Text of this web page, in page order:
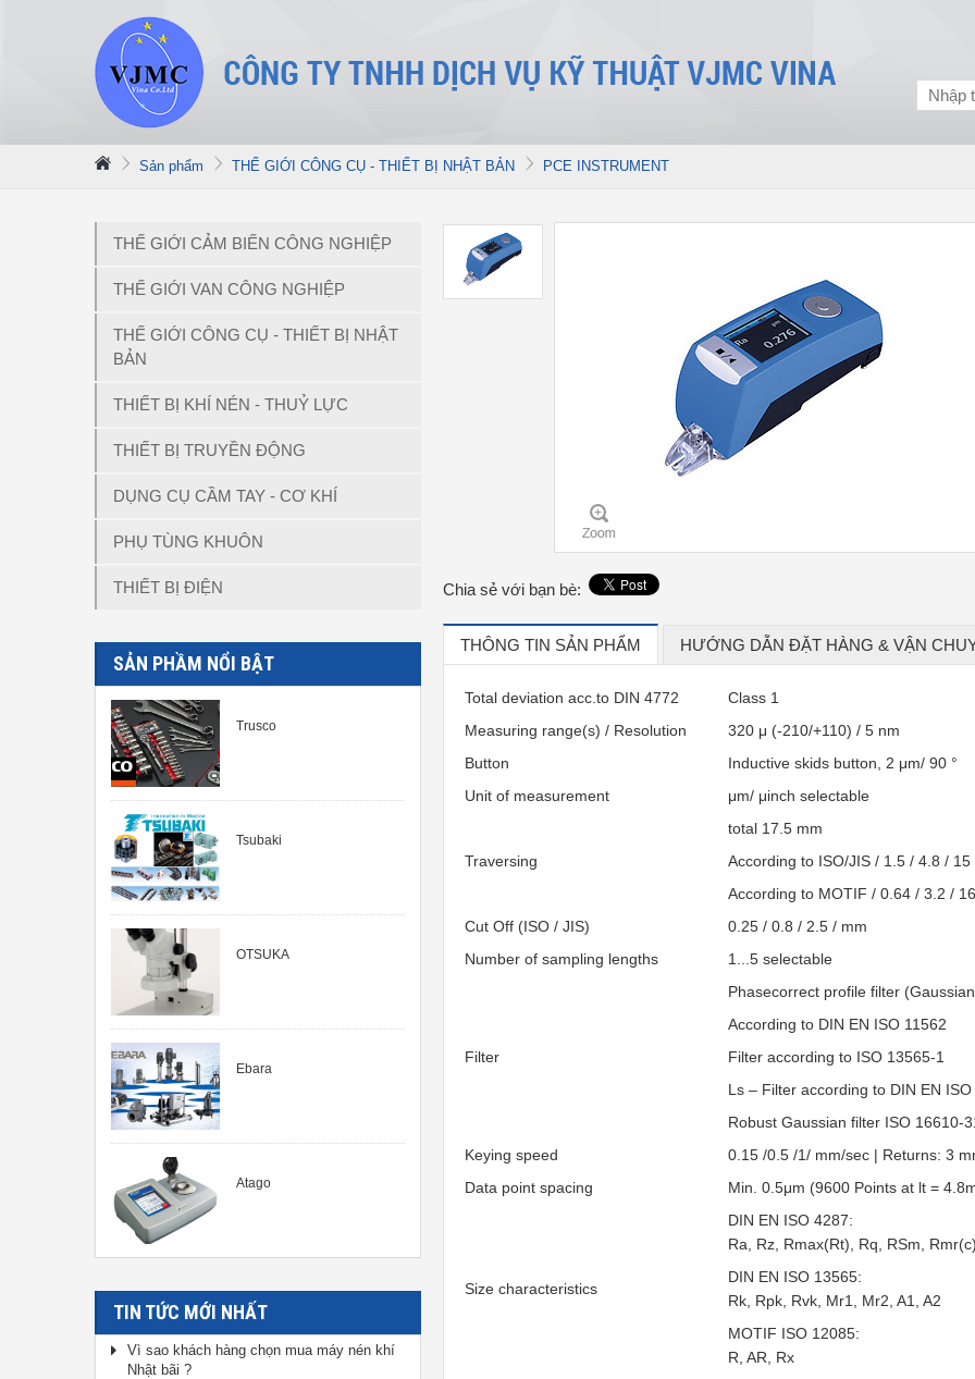
Sản phẩm THẾ GIỚI CÔNG CỤ - THIẾT BỊ NHẬT BẢN PCE INSTRUMENT
THẾ GIỚI CẢM BIẾN CÔNG NGHIỆP
THẾ GIỚI VAN CÔNG NGHIỆP
THẾ GIỚI CÔNG CỤ - THIẾT BỊ NHẬT
BẢN
THIẾT BỊ KHÍ NÉN - THUỶ LỰC
THIẾT BỊ TRUYỀN ĐỘNG
DỤNG CỤ CẦM TAY - CƠ KHÍ
PHỤ TÙNG KHUÔN
THIẾT BỊ ĐIỆN
SẢN PHẦM NỔI BẬT
Trusco
Tsubaki
OTSUKA
Ebara
Atago
TIN TỨC MỚI NHẤT
Vì sao khách hàng chọn mua máy nén khí
Nhật bãi ?
Chia sẻ với bạn bè:
THÔNG TIN SẢN PHẨM HƯỚNG DẪN ĐẶT HÀNG & VẬN
Total deviation acc.to DIN 4772
Class 1
Measuring range(s) / Resolution
320 μ (-210/+110) / 5 nm
Button
Inductive skids button, 2 μm/ 90 °
Unit of measurement
μm/ μinch selectable
Traversing
total 17.5 mm
According to ISO/JIS / 1.5 / 4.8 / 15
According to MOTIF / 0.64 / 3.2 /
Cut Off (ISO / JIS)
0.25 / 0.8 / 2.5 / mm
Number of sampling lengths
1...5 selectable
Filter
Phasecorrect profile filter
According to DIN EN ISO 11562
Filter according to ISO 13565-1
Ls – Filter according to DIN EN
Robust Gaussian filter ISO 16610-
Keying speed
0.15 /0.5 /1/ mm/sec | Returns: 3
Data point spacing
Min. 0.5μm (9600 Points at lt =
Size characteristics
DIN EN ISO 4287:
Ra, Rz, Rmax(Rt), Rq, RSm,
DIN EN ISO 13565:
Rk, Rpk, Rvk, Mr1, Mr2, A1, A2
MOTIF ISO 12085:
R, AR, Rx